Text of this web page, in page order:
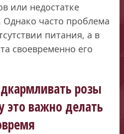
или недостатке
часто проблема
питания, а в
своевременно его
розы
это важно делать